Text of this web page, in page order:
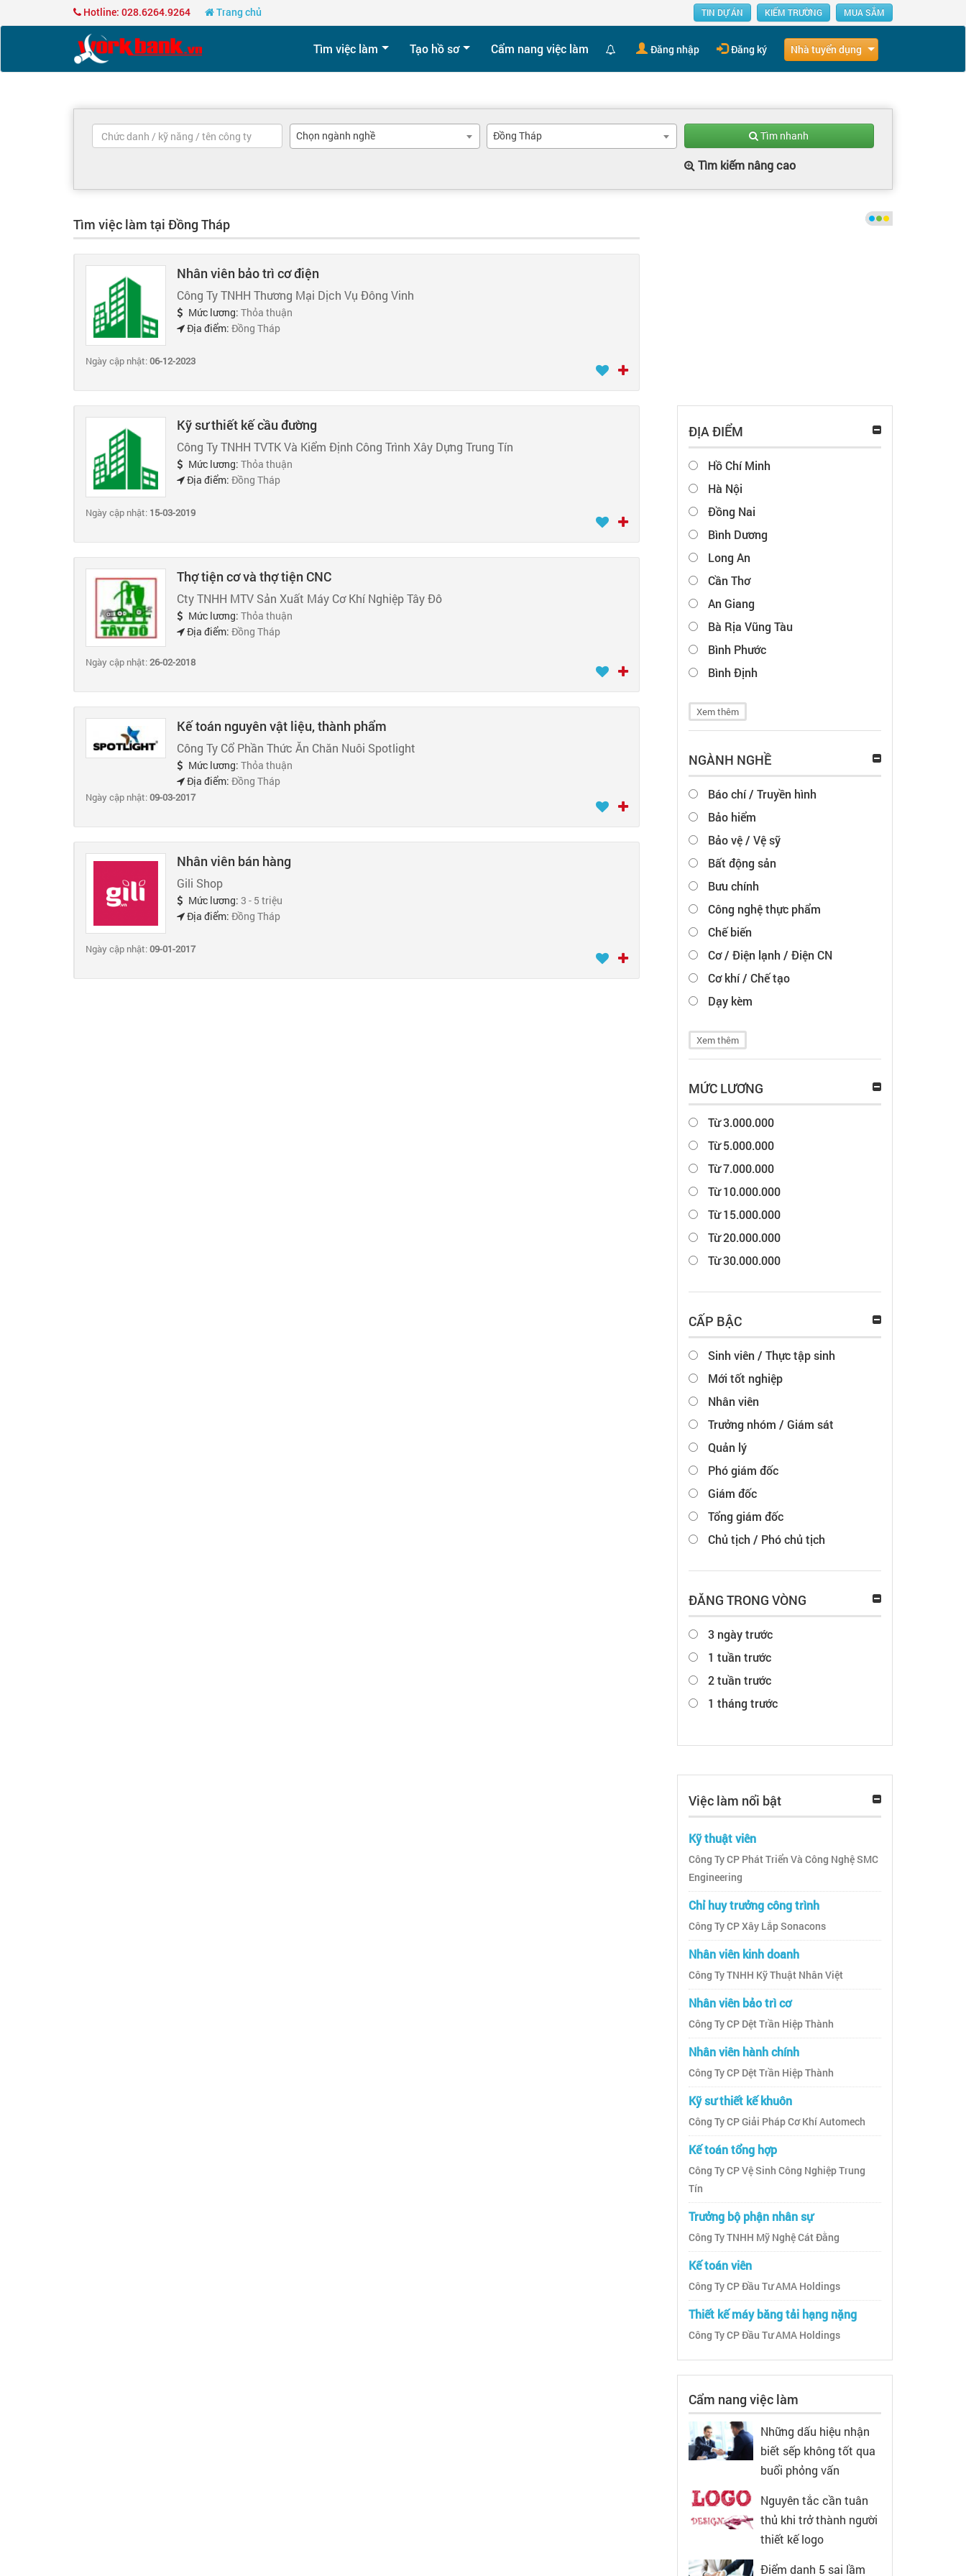
Hotline: 028.6264.9264 Trang chủ TIN DỰ ÁN KIẾM TRƯỜNG MUA SẮM
Tìm việc làm Tạo hồ sơ Cẩm nang việc làm Đăng nhập Đăng ký Nhà tuyển dụng
Chọn ngành nghề Đồng Tháp Tìm nhanh
Tìm kiếm nâng cao
Tìm việc làm tại Đồng Tháp
Nhân viên bảo trì cơ điện
Công Ty TNHH Thương Mại Dịch Vụ Đông Vinh
Mức lương: Thỏa thuận
Địa điểm: Đồng Tháp
Ngày cập nhật:06-12-2023
Kỹ sư thiết kế cầu đường
Công Ty TNHH TVTK Và Kiểm Định Công Trình Xây Dựng Trung Tín
Mức lương: Thỏa thuận
Địa điểm: Đồng Tháp
Ngày cập nhật: 15-03-2019
Thợ tiện cơ và thợ tiện CNC
Cty TNHH MTV Sản Xuất Máy Cơ Khí Nghiệp Tây Đô
Mức lương: Thỏa thuận
Địa điểm: Đồng Tháp
Ngày cập nhật:26-02-2018
Kế toán nguyên vật liệu, thành phẩm
Công Ty Cổ Phần Thức Ăn Chăn Nuôi Spotlight
Mức lương: Thỏa thuận
Địa điểm: Đồng Tháp
Ngày cập nhật:09-03-2017
Nhân viên bán hàng
Gili Shop
Mức lương: 3 - 5 triệu
Địa điểm: Đồng Tháp
Ngày cập nhật:09-01-2017
ĐỊA ĐIỂM
Hồ Chí Minh
Hà Nội
Đồng Nai
Bình Dương
Long An
Cần Thơ
An Giang
Bà Rịa Vũng Tàu
Bình Phước
Bình Định
Xem thêm
NGÀNH NGHỀ
Báo chí / Truyền hình
Bảo hiểm
Bảo vệ / Vệ sỹ
Bất động sản
Bưu chính
Công nghệ thực phẩm
Chế biến
Cơ / Điện lạnh / Điện CN
Cơ khí / Chế tạo
Dạy kèm
Xem thêm
MỨC LƯƠNG
Từ 3.000.000
Từ 5.000.000
Từ 7.000.000
Từ 10.000.000
Từ 15.000.000
Từ 20.000.000
Từ 30.000.000
CẤP BẬC
Sinh viên / Thực tập sinh
Mới tốt nghiệp
Nhân viên
Trưởng nhóm / Giám sát
Quản lý
Phó giám đốc
Giám đốc
Tổng giám đốc
Chủ tịch / Phó chủ tịch
ĐĂNG TRONG VÒNG
3 ngày trước
1 tuần trước
2 tuần trước
1 tháng trước
Việc làm nổi bật
Kỹ thuật viên
Công Ty CP Phát Triển Và Công Nghệ SMC
Engineering
Chỉ huy trưởng công trình
Công Ty CP Xây Lắp Sonacons
Nhân viên kinh doanh
Công Ty TNHH Kỹ Thuật Nhân Việt
Nhân viên bảo trì cơ
Công Ty CP Dệt Trần Hiệp Thành
Nhân viên hành chính
Công Ty CP Dệt Trần Hiệp Thành
Kỹ sư thiết kế khuôn
Công Ty CP Giải Pháp Cơ Khí Automech
Kế toán tổng hợp
Công Ty CP Vệ Sinh Công Nghiệp Trung
Tín
Trưởng bộ phận nhân sự
Công Ty TNHH Mỹ Nghệ Cát Đằng
Kế toán viên
Công Ty CP Đầu Tư AMA Holdings
Thiết kế máy băng tải hạng nặng
Công Ty CP Đầu Tư AMA Holdings
Cẩm nang việc làm
Những dấu hiệu nhận
biết sếp không tốt qua
buổi phỏng vấn
Nguyên tắc cần tuân
thủ khi trở thành người
thiết kế logo
Điểm danh 5 sai lầm